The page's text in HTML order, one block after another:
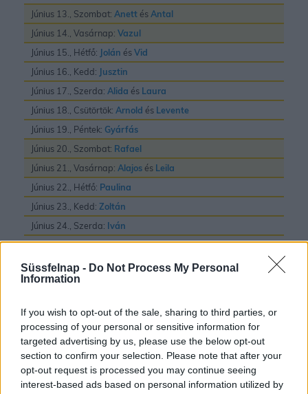
Süssfelnap - Do Not Process My Personal
Information
If you wish to opt-out of the sale, sharing to third parties, or
processing of your personal or sensitive information for
targeted advertising by us, please use the below opt-out
section to confirm your selection. Please note that after your
opt-out request is processed you may continue seeing
interest-based ads based on personal information utilized by
Június 13., Szombat: Anett ésAntal
Június 14., Vasárnap: Vazul
Június 15., Hétfő: Jolán ésVid
Június 16., Kedd: Jusztin
Június 17., Szerda: Alida és Laura
Június 18., Csütörtök: Arnold és Levente
Június 19., Péntek: Gyárfás
Június 20., Szombat: Rafael
Június 21., Vasárnap: Alajos és Leila
Június 22., Hétfő: Paulina
Június 23., Kedd: Zoltán
Június 24., Szerda: Iván
Június 25., Csütörtök:Vilmos
Június 26., Péntek: János ésPál
Június 27., Szombat:
Június 29., Hétfő:
Péter
Június 30., Kedd:Pál